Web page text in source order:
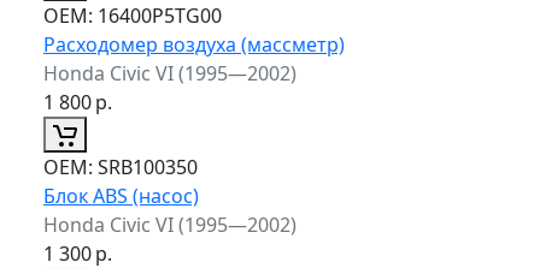
ОЕМ: 16400P5TG00
Расходомер воздуха (массметр)
Honda Civic VI (1995—2002)
1 800р.
ОЕМ: SRB100350
Блок ABS (насос)
Honda Civic VI (1995—2002)
1 300р.